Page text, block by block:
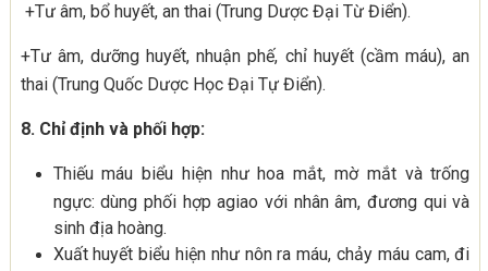
+Tư âm, bổ huyết, an thai (Trung Dược Đại Từ Điển).
+Tư âm, dưỡng huyết, nhuận phế, chỉ huyết (cầm máu), an
thai (Trung Quốc Dược Học Đại Tự Điển).
8. Chỉ định và phối hợp:
Thiếu máu biểu hiện như hoa mắt, mờ mắt và trống
ngực: dùng phối hợp agiao với nhân âm, đương qui và
sinh địa hoàng.
Xuất huyết biểu hiện như nôn ra máu, chảy máu cam, đi